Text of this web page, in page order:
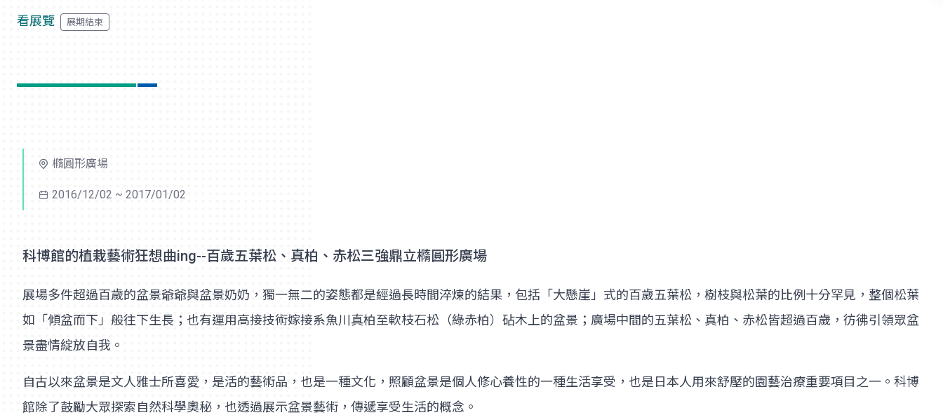
看展覽
橢圓形廣場
2016/12/02 ~ 2017/01/02
科博館的植栽藝術狂想曲ing--百歲五葉松、真柏、赤松三強鼎立橢圓形廣場
展場多件超過百歲的盆景爺爺與盆景奶奶，獨一無二的姿態都是經過長時間淬煉的結果，包括「大懸崖」式的百歲五葉松，樹枝與松葉的比例十分罕見，整個松葉
如「傾盆而下」般往下生長；也有運用高接技術嫁接系魚川真柏至軟枝石松（綠赤柏）砧木上的盆景；廣場中間的五葉松、真柏、赤松皆超過百歲，彷彿引領眾盆
景盡情綻放自我。
自古以來盆景是文人雅士所喜愛，是活的藝術品，也是一種文化，照顧盆景是個人修心養性的一種生活享受，也是日本人用來舒壓的園藝治療重要項目之一。科博
館除了鼓勵大眾探索自然科學奧秘，也透過展示盆景藝術，傳遞享受生活的概念。